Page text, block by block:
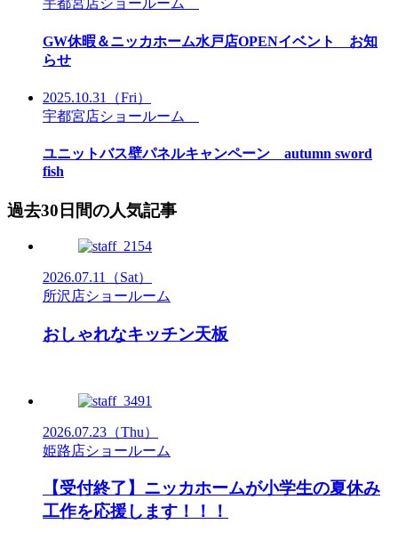
宇都宮店ショールーム
GW休暇＆ニッカホーム水戸店OPENイベント お知
らせ
2025.10.31
（Fri）
宇都宮店ショールーム
ユニットバス壁パネルキャンペーン autumn sword
fish
過去30日間の人気記事
2026.07.11
（Sat）
所沢店ショールーム
おしゃれなキッチン天板
2026.07.23 （Thu）
姫路店ショールーム
【受付終了】ニッカホームが小学生の夏休み
工作を応援します！！！